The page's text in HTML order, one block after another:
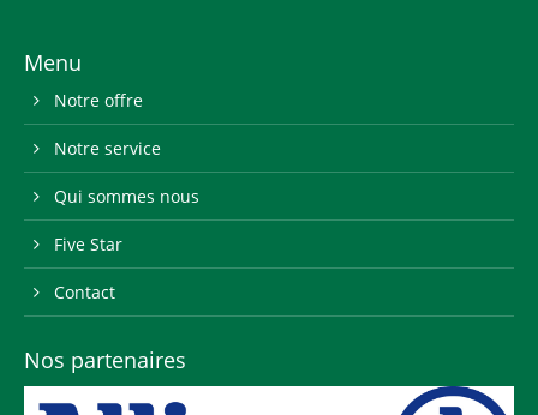
Menu
Notre offre
Notre service
Qui sommes nous
Five Star
Contact
Nos partenaires